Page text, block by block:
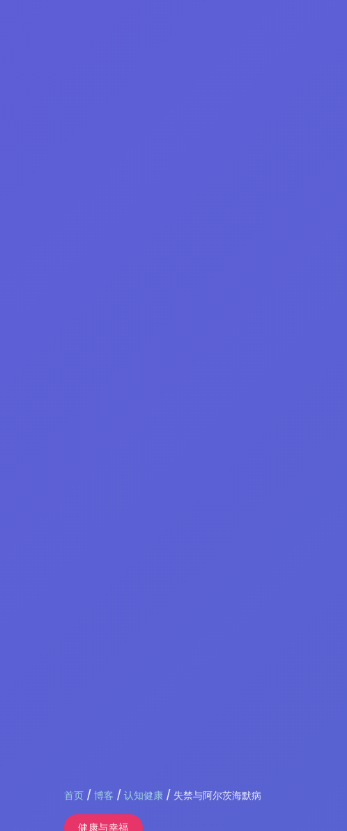
首页 / 博客 / 认知健康 / 失禁与阿尔茨海默病
健康与幸福